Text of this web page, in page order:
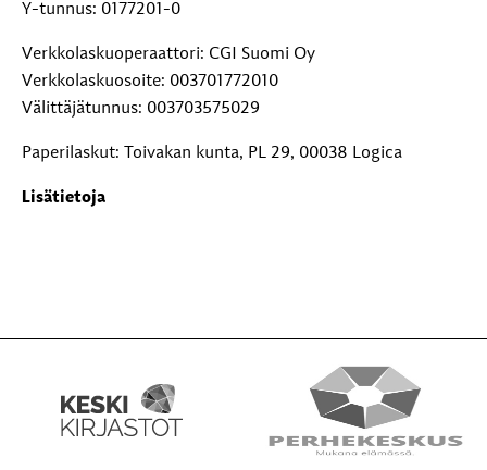
Y-tunnus: 0177201-0
Verkkolaskuoperaattori: CGI Suomi Oy
Verkkolaskuosoite: 003701772010
Välittäjätunnus: 003703575029
Paperilaskut: Toivakan kunta, PL 29, 00038 Logica
Lisätietoja